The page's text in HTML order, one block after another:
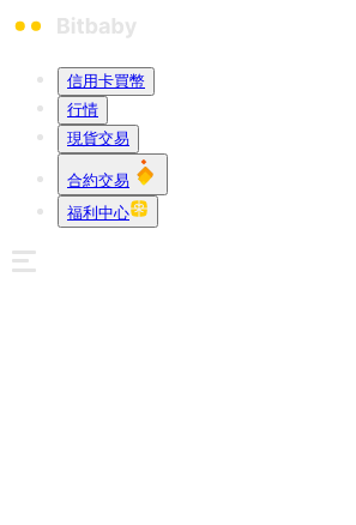
信用卡買幣
行情
現貨交易
合約交易
福利中心